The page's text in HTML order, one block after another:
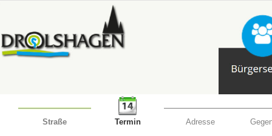
Straße Termin Adresse